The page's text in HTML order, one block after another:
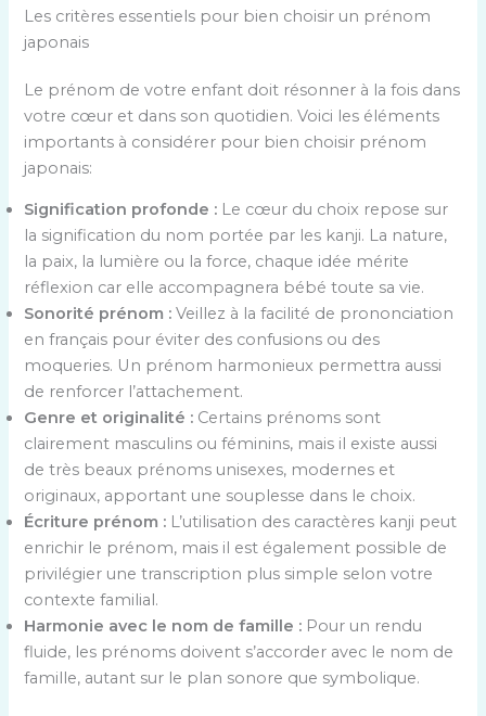
Les critères essentiels pour bien choisir un prénom
japonais
Le prénom de votre enfant doit résonner à la fois dans
votre cœur et dans son quotidien. Voici les éléments
importants à considérer pour bien choisir prénom
japonais:
Signification profonde : Le cœur du choix repose sur
la signification du nom portée par les kanji. La nature,
la paix, la lumière ou la force, chaque idée mérite
réflexion car elle accompagnera bébé toute sa vie.
Sonorité prénom : Veillez à la facilité de prononciation
en français pour éviter des confusions ou des
moqueries. Un prénom harmonieux permettra aussi
de renforcer l’attachement.
Genre et originalité : Certains prénoms sont
clairement masculins ou féminins, mais il existe aussi
de très beaux prénoms unisexes, modernes et
originaux, apportant une souplesse dans le choix.
Écriture prénom : L’utilisation des caractères kanji peut
enrichir le prénom, mais il est également possible de
privilégier une transcription plus simple selon votre
contexte familial.
Harmonie avec le nom de famille : Pour un rendu
fluide, les prénoms doivent s’accorder avec le nom de
famille, autant sur le plan sonore que symbolique.